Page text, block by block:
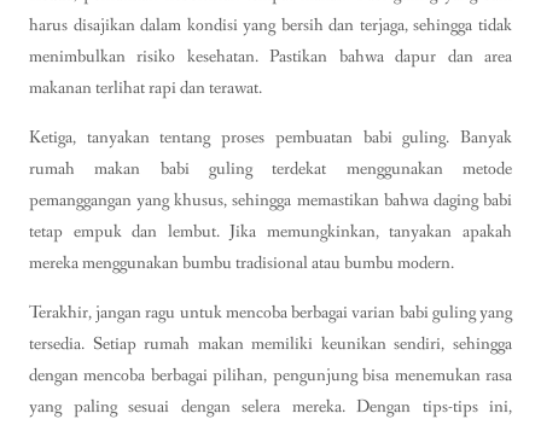
harus disajikan dalam kondisi yang bersih dan terjaga, sehingga tidak
menimbulkan risiko kesehatan. Pastikan bahwa dapur dan area
makanan terlihat rapi dan terawat.
Ketiga, tanyakan tentang proses pembuatan babi guling. Banyak
rumah makan babi guling terdekat menggunakan metode
pemanggangan yang khusus, sehingga memastikan bahwa daging babi
tetap empuk dan lembut. Jika memungkinkan, tanyakan apakah
mereka menggunakan bumbu tradisional atau bumbu modern.
Terakhir, jangan ragu untuk mencoba berbagai varian babi guling yang
tersedia. Setiap rumah makan memiliki keunikan sendiri, sehingga
dengan mencoba berbagai pilihan, pengunjung bisa menemukan rasa
yang paling sesuai dengan selera mereka. Dengan tips-tips ini,